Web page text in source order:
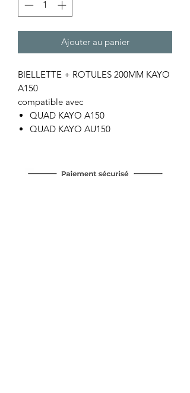
Ajouter au panier
BIELLETTE + ROTULES 200MM KAYO
A150
compatible avec
QUAD KAYO A150
QUAD KAYO AU150